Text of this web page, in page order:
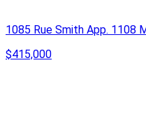
1085 Rue Smith App. 1108
$415,000